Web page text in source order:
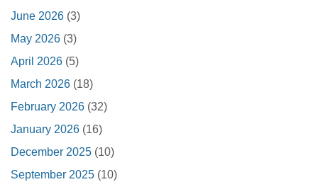
June 2026 (3)
May 2026 (3)
April 2026 (5)
March 2026 (18)
February 2026 (32)
January 2026 (16)
December 2025 (10)
September 2025 (10)